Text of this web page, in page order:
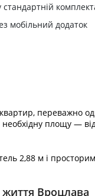
стандартній
мобільний додаток
переважно
площу —
2,88 м і
життя Вроцлава